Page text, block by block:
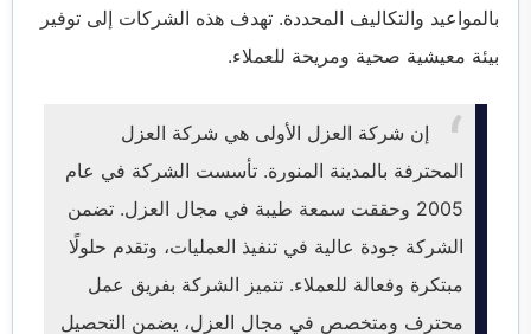
بالمواعيد والتكاليف المحددة. تهدف هذه الشركات إلى توفير
بيئة معيشية صحية ومريحة للعملاء.
إن شركة العزل الأولى هي شركة العزل
المحترفة بالمدينة المنورة. تأسست الشركة في عام
2005 وحققت سمعة طيبة في مجال العزل. تضمن
الشركة جودة عالية في تنفيذ العمليات، وتقدم حلولًا
مبتكرة وفعالة للعملاء. تتميز الشركة بفريق عمل
محترف ومتخصص في مجال العزل، يضمن التحصيل